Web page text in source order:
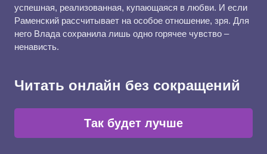
успешная, реализованная, купающаяся в любви. И если
Раменский рассчитывает на особое отношение, зря. Для
него Влада сохранила лишь одно горячее чувство –
ненависть.
Читать онлайн без сокращений
Так будет лучше